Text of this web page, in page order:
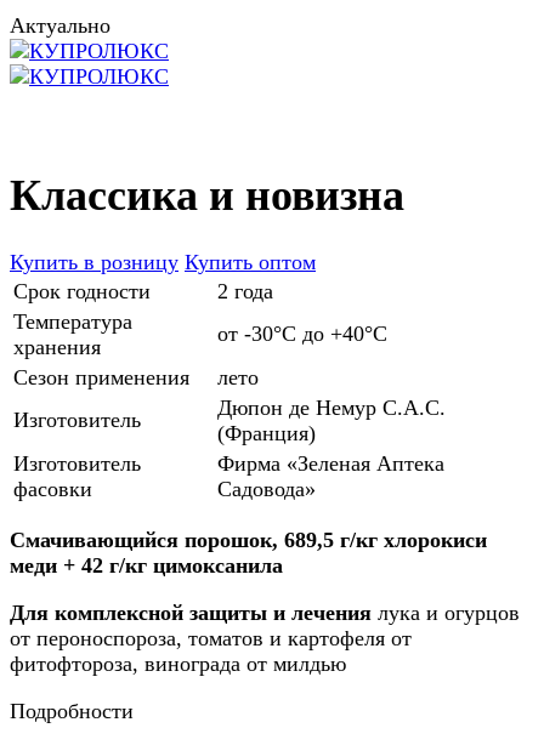
Актуально
Классика и новизна
Купить в розницу Купить оптом
Срок годности
2 года
Температура
хранения
от -30°С до +40°С
Сезон применения
лето
Изготовитель
Дюпон де Немур С.А.С.
(Франция)
Изготовитель
фасовки
Фирма «Зеленая Аптека
Садовода»
Смачивающийся порошок, 689,5 г/кг хлорокиси
меди + 42 г/кг цимоксанила
Для комплексной защиты и лечения лука и огурцов
от пероноспороза, томатов и картофеля от
фитофтороза, винограда от милдью
Подробности